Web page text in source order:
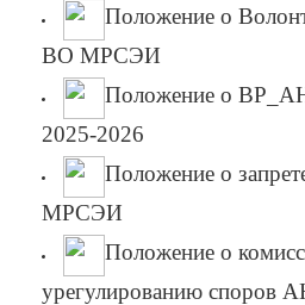
Положение о
ВО МРСЭИ
Положение о
2025-2026
Положение о
МРСЭИ
Положение о
урегулированию